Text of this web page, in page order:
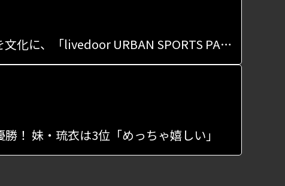
「跡地を、みんなで遊べる聖地へ」…アーバンスポーツを文化に、「livedoor URBAN SPORTS PARK」を発信拠点に
！ 妹・琉衣は3位「めっちゃ嬉しい」